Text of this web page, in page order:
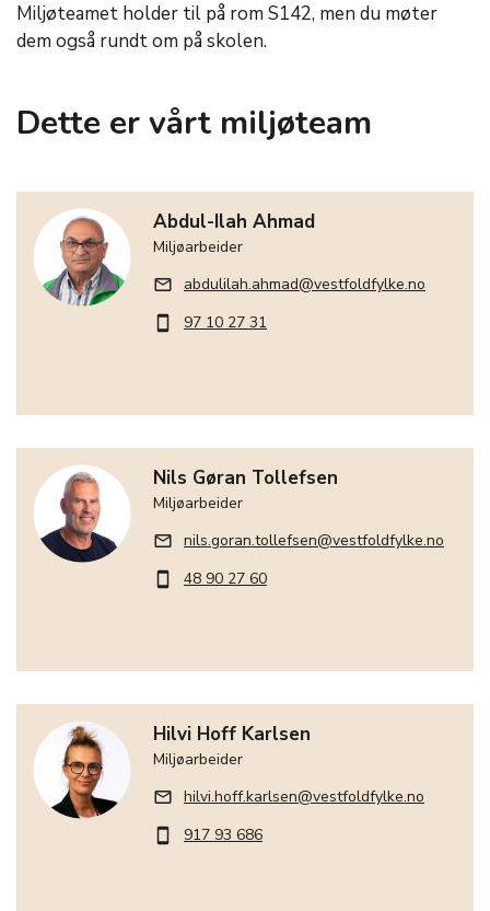
Miljøteamet holder til på rom S142, men du møter
dem også rundt om på skolen.
Dette er vårt miljøteam
Abdul-Ilah Ahmad
Miljøarbeider
mail_outline abdulilah.ahmad@vestfoldfylke.no
smartphone 97 10 27 31
Nils Gøran Tollefsen
Miljøarbeider
mail_outline nils.goran.tollefsen@vestfoldfylke.no
smartphone 48 90 27 60
Hilvi Hoff Karlsen
Miljøarbeider
mail_outline hilvi.hoff.karlsen@vestfoldfylke.no
smartphone 917 93 686